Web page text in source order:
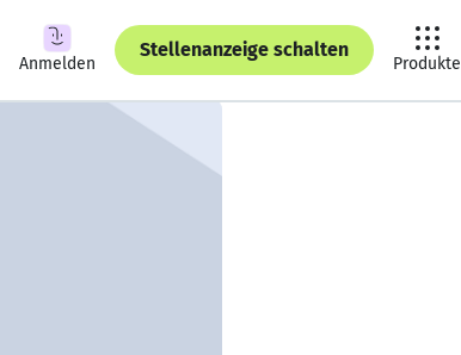
Anmelden
Stellenanzeige schalten
Produkte